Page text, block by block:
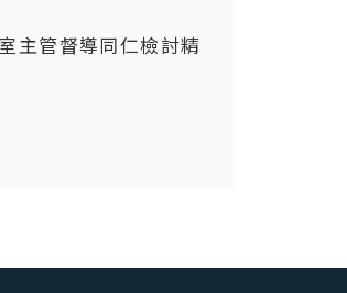
主管督導同仁檢討精